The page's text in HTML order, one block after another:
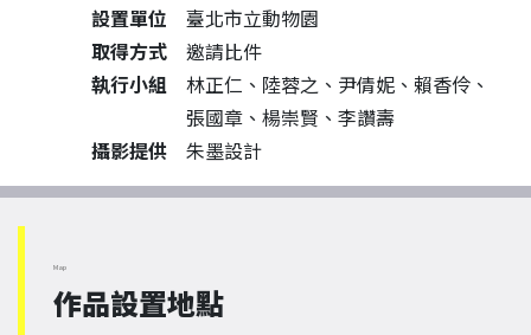
設置單位
臺北市立動物園
取得方式
邀請比件
執行小組
林正仁、陸蓉之、尹倩妮、賴香伶、
張國章、楊崇賢、李讚壽
攝影提供
朱墨設計
Map
作品設置地點